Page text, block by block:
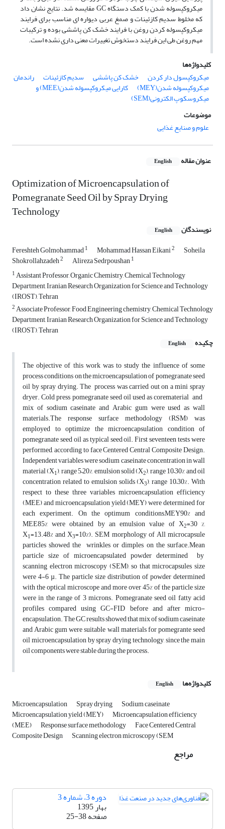
میکروکپسوله شدن با کمک دستگاه GC مقایسه شد. نتایج نشان داد
که مخلوط سدیم کازئینات و صمغ عربی دیواره ای مناسب برای فرایند
میکروکپسوله کردن روغن با فرایند خشک کن پاششی بوده و ترکیبات
مهم روغن طی این فرایند دستخوش تغییرات معنی داری نشده است.
کلیدواژه‌ها
میکروکپسول دار کردن
خشک کن پاششی سدیم کازئینات راندمان
میکروکپسوله شدن(MEY) کارایی میکروکپسوله شدن(MEE) و
میکروسکوپ الکترونی(SEM)
موضوعات
علوم و صنایع غذایی
عنوان مقاله English
Optimization of Microencapsulation of
Pomegranate Seed Oil by Spray Drying
Technology
نویسندگان English
Fereshteh Golmohammad1 Mohammad Hassan Eikani2 Soheila
Shokrollahzadeh2 Alireza Sedrpoushan1
1Assistant Professor, Organic Chemistry, Chemical Technology
Department, Iranian Research Organization for Science and Technology
(IROST), Tehran
2Associate Professor, Food Engineering chemistry, Chemical Technology
Department, Iranian Research Organization for Science and Technology
(IROST), Tehran
چکیده
English
The objective of this work was to study the influence of some
process conditions on the microencapsulation of pomegranate seed
oil by spray drying. The process was carried out on a mini spray
dryer. Cold press pomegranate seed oil used as corematerial and
mix of sodium caseinate and Arabic gum were used as wall
materials.The response surface methodology (RSM) was
employed to optimize the microencapsulation condition of
pomegranate seed oil as typical seed oil. First seventeen tests were
performed, according to face Centered Central Composite Design.
Independent variables were sodium caseinate concentration in wall
material (X1), range 5–20%, emulsion solid (X2), range 10–30% and oil
concentration related to emulsion solids (X3), range 10–30%. With
respect to these three variables microencapsulation efficiency
(MEE) and microencapsulation yield (MEY) were determined for
each experiment. On the optimum conditions,MEY90% and
MEE85% were obtained by an emulsion value of X2=30 %,
X1=13.48% and X3=10%). SEM morphology of All microcapsule
particles showed the wrinkles or dimples on the surface.Mean
particle size of microencapsulated powder determined by
scanning electron microscopy (SEM), so that microcapsules size
were 4-6 µ. The particle size distribution of powder determined
with the optical microscope and more over 45% of the particle size
were in the range of 3 microns. Pomegranate seed oil fatty acid
profiles compared using GC-FID before and after micro-
encapsulation. The GC results showed that mix of sodium caseinate
and Arabic gum were suitable wall materials for pomegrante seed
oil microencapsulation by spray drying technology, since the main
oil components were stable during the process.
کلیدواژه‌ها English
Microencapsulation Spray drying Sodium caseinate
Microencapsulation yield (MEY) Microencapsulation efficiency
(MEE) Response surface methodology Face Centered Central
Composite Design Scanning electron microscopy (SEM
مراجع
دوره 3، شماره 3
بهار 1395
صفحه25-38